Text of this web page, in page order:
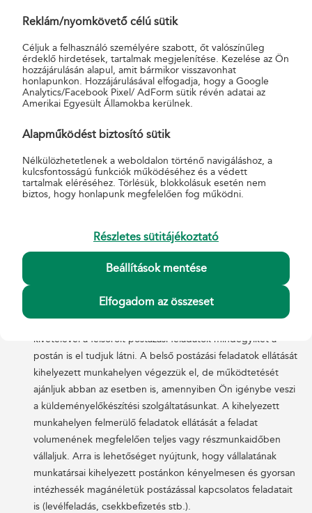
több telephellyel rendelkezik, a telephelyek közötti postázás
belső iratkezelésnek minősülhet (kivéve Budapest), így ezek
a küldemények nem kerülnek hagyományos értelemben vett
postai felvételre, hanem a postai járat segítségével jutnak a
címzett telephelyre. A levelek részleg- és irodaszintű
kézbesítéseként, a telephelyre érkező levelek szétosztására
kétféle megoldást is kínálunk. Az egyik, amikor
munkatársunk egy meghatározott központi helyen,
szervezeti egységenként, osztályonként fiókokba
rendezetten osztja szét és kézbesíti az érkezett anyagot, a
másik megoldás, hogy minden szervezeti egység számára
rendszerben képződő levelek, dokumentumok, iratok
iktatószámmal való ellátását, az ügyfél elektronikus
További szolgáltatási elemek– A belső postázási szolgáltatás
kivételével a felsorolt postázási feladatok mindegyikét a
postán is el tudjuk látni. A belső postázási feladatok ellátását
kihelyezett munkahelyen végezzük el, de működtetését
ajánljuk abban az esetben is, amennyiben Ön igénybe veszi
a küldeményelőkészítési szolgáltatásunkat. A kihelyezett
munkahelyen felmerülő feladatok ellátását a feladat
volumenének megfelelően teljes vagy részmunkaidőben
vállaljuk. Arra is lehetőséget nyújtunk, hogy vállalatának
munkatársai kihelyezett postánkon kényelmesen és gyorsan
intézhessék magánéletük postázással kapcsolatos feladatait
is (levélfeladás, csekkbefizetés stb.).
Reklám/nyomkövető célú sütik
Céljuk a felhasználó személyére szabott, őt valószínűleg
érdeklő hirdetések, tartalmak megjelenítése. Kezelése az Ön
hozzájárulásán alapul, amit bármikor visszavonhat
honlapunkon. Hozzájárulásával elfogadja, hogy a Google
Analytics/Facebook Pixel/ AdForm sütik révén adatai az
Amerikai Egyesült Államokba kerülnek.
Alapműködést biztosító sütik
Nélkülözhetetlenek a weboldalon történő navigáláshoz, a
kulcsfontosságú funkciók működéséhez és a védett
tartalmak eléréséhez. Törlésük, blokkolásuk esetén nem
biztos, hogy honlapunk megfelelően fog működni.
Részletes sütitájékoztató
Beállítások mentése
Elfogadom az összeset